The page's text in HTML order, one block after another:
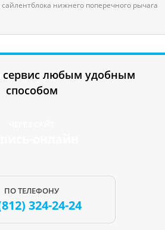
нижнего поперечного рычага
любым удобным
способом
ПО ТЕЛЕФОНУ
324-24-24